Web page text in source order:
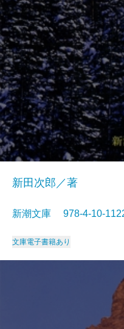
新田次郎／著
新潮文庫 978-4-10-
文庫電子書籍あり